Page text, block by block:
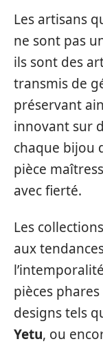
Les artisans
ne sont pas
ils sont des
transmis de
préservant
innovant sur
chaque bijou
pièce
avec fierté.
Les
aux
pièces
designs tels
Yetu, ou